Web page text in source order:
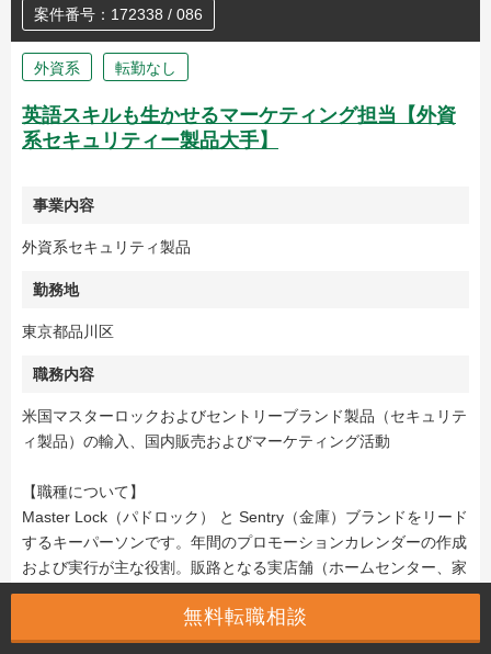
案件番号：172338 / 086
外資系 転勤なし
英語スキルも生かせるマーケティング担当【外資
系セキュリティー製品大手】
事業内容
外資系セキュリティ製品
勤務地
東京都品川区
職務内容
米国マスターロックおよびセントリーブランド製品（セキュリテ
ィ製品）の輸入、国内販売およびマーケティング活動
【職種について】
Master Lock（パドロック） と Sentry（金庫）ブランドをリード
するキーパーソンです。年間のプロモーションカレンダーの作成
および実行が主な役割。販路となる実店舗（ホームセンター、家
電量販店）とECの両面で適切な販促をうち、設定されたKPIを達
成する責任を担います。社内では特に営業部、マーチャンダイザ
ーと連携しながら、トライ＆エラーを繰り返して積極的に新しい
無料転職相談